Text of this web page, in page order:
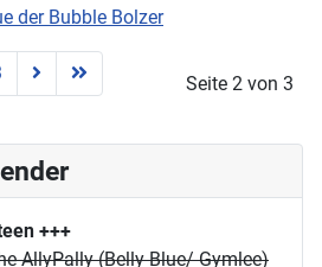
der Bubble Bolzer
Seite 2 von 3
+++
AllyPally (Belly Blue/ Gymlee)